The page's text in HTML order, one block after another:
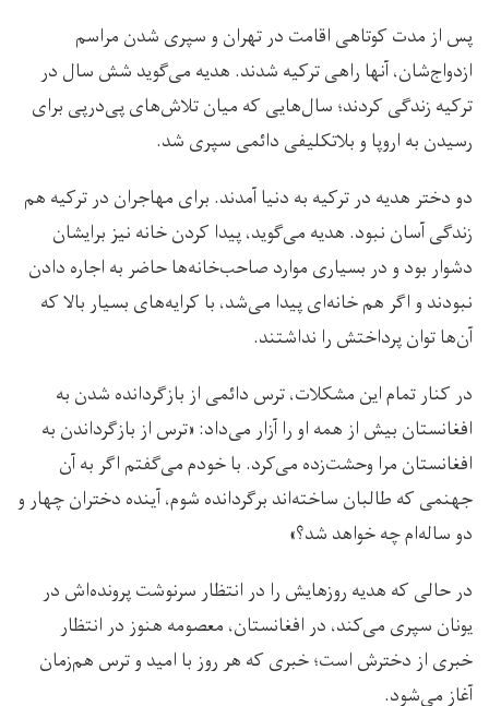
پس از مدت کوتاهی اقامت در تهران و سپری شدن مراسم
ازدواج‌شان، آنها راهی ترکیه شدند. هدیه می‌گوید شش سال در
ترکیه زندگی کردند؛ سال‌هایی که میان تلاش‌های پی‌درپی برای
رسیدن به اروپا و بلاتکلیفی دائمی سپری شد.
دو دختر هدیه در ترکیه به دنیا آمدند. برای مهاجران در ترکیه هم
زندگی آسان نبود. هدیه می‌گوید، پیدا کردن خانه نیز برایشان
دشوار بود و در بسیاری موارد صاحب‌خانه‌ها حاضر به اجاره دادن
نبودند و اگر هم خانه‌ای پیدا می‌شد، با کرایه‌های بسیار بالا که
آن‌ها توان پرداختش را نداشتند.
در کنار تمام این مشکلات، ترس دائمی از بازگردانده شدن به
افغانستان بیش از همه او را آزار می‌داد: «ترس از بازگرداندن به
افغانستان مرا وحشت‌زده می‌کرد. با خودم می‌گفتم اگر به آن
جهنمی که طالبان ساخته‌اند برگردانده شوم، آینده دختران چهار و
دو ساله‌ام چه خواهد شد؟»
در حالی که هدیه روزهایش را در انتظار سرنوشت پرونده‌اش در
یونان سپری می‌کند، در افغانستان، معصومه هنوز در انتظار
خبری از دخترش است؛ خبری که هر روز با امید و ترس هم‌زمان
آغاز می‌شود.